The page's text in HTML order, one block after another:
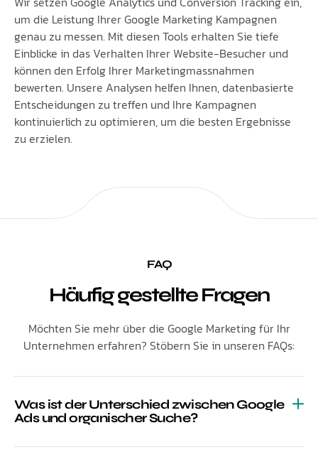
um die Leistung Ihrer Google Marketing Kampagnen
genau zu messen. Mit diesen Tools erhalten Sie tiefe
Einblicke in das Verhalten Ihrer Website-Besucher und
können den Erfolg Ihrer Marketingmassnahmen
bewerten. Unsere Analysen helfen Ihnen, datenbasierte
Entscheidungen zu treffen und Ihre Kampagnen
kontinuierlich zu optimieren, um die besten Ergebnisse
zu erzielen.
FAQ
Häufig gestellte Fragen
Möchten Sie mehr über die Google Marketing für Ihr
Unternehmen erfahren? Stöbern Sie in unseren FAQs:
Was ist der Unterschied zwischen Google
Ads und organischer Suche?